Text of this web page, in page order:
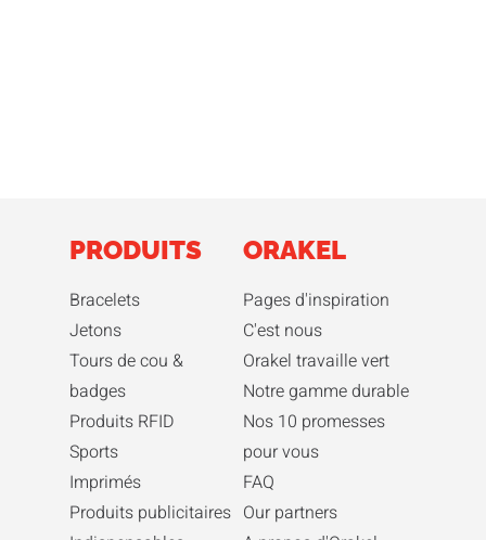
PRODUITS
Bracelets
Jetons
Tours de cou &
badges
Produits RFID
Sports
Imprimés
Produits publicitaires
ORAKEL
Pages d'inspiration
C'est nous
Orakel travaille vert
Notre gamme durable
Nos 10 promesses
pour vous
FAQ
Our partners